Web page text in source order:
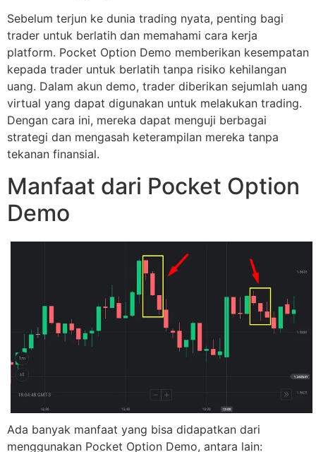
Sebelum terjun ke dunia trading nyata, penting bagi
trader untuk berlatih dan memahami cara kerja
platform. Pocket Option Demo memberikan kesempatan
kepada trader untuk berlatih tanpa risiko kehilangan
uang. Dalam akun demo, trader diberikan sejumlah uang
virtual yang dapat digunakan untuk melakukan trading.
Dengan cara ini, mereka dapat menguji berbagai
strategi dan mengasah keterampilan mereka tanpa
tekanan finansial.
Manfaat dari Pocket Option
Demo
Ada banyak manfaat yang bisa didapatkan dari
menggunakan Pocket Option Demo, antara lain: